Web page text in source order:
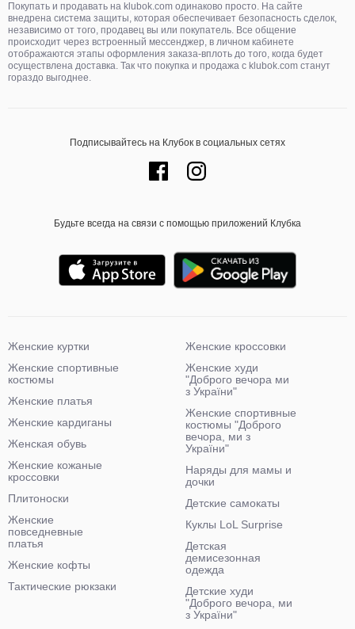
Покупать и продавать на klubok.com одинаково просто. На сайте
внедрена система защиты, которая обеспечивает безопасность сделок,
независимо от того, продавец вы или покупатель. Все общение
происходит через встроенный мессенджер, в личном кабинете
отображаются этапы оформления заказа-вплоть до того, когда будет
осуществлена доставка. Так что покупка и продажа с klubok.com станут
гораздо выгоднее.
Подписывайтесь на Клубок в социальных сетях
Будьте всегда на связи с помощью приложений Клубка
Женские куртки
Женские спортивные
костюмы
Женские платья
Женские кардиганы
Женская обувь
Женские кожаные
кроссовки
Плитоноски
Женские
повседневные
платья
Женские кофты
Тактические рюкзаки
Женские кроссовки
Женские худи
"Доброго вечора ми
з України"
Женские спортивные
костюмы "Доброго
вечора, ми з
України"
Наряды для мамы и
дочки
Детские самокаты
Куклы LoL Surprise
Детская
демисезонная
одежда
Детские худи
"Доброго вечора, ми
з України"